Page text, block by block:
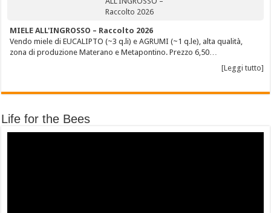
MIELE ALL'INGROSSO – Raccolto 2026
Vendo miele di EUCALIPTO (~3 q.li) e AGRUMI (~1 q.le), alta qualità,
zona di produzione Materano e Metapontino. Prezzo 6,50…
[Leggi tutto]
Life for the Bees